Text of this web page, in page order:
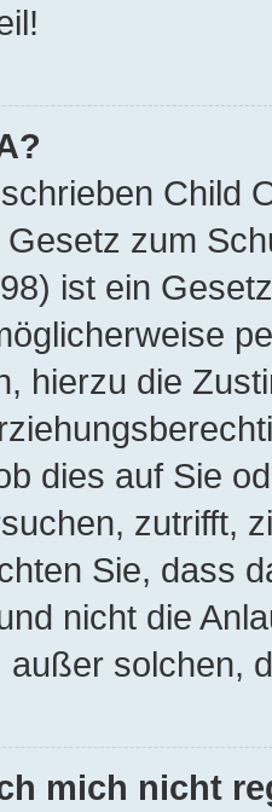
Child
zum
ist ein
hierzu die
dies auf Sie
zutrifft,
Sie, dass
nicht die
außer solchen,
mich nicht